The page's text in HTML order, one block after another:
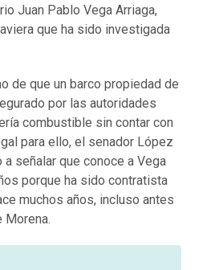
Juan Pablo Vega Arriaga,
que ha sido investigada
de que un barco propiedad de
por las autoridades
combustible sin contar con
para ello, el senador López
señalar que conoce a Vega
porque ha sido contratista
muchos años, incluso antes